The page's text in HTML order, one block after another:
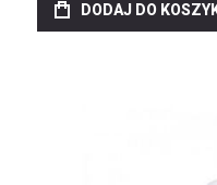
DODAJ DO